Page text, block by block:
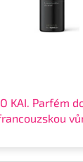
KAI. Parfém